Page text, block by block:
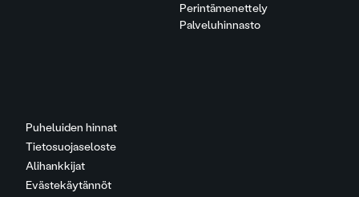
Puheluiden hinnat
Tietosuojaseloste
Alihankkijat
Evästekäytännöt
Perintämenettely
Palveluhinnasto